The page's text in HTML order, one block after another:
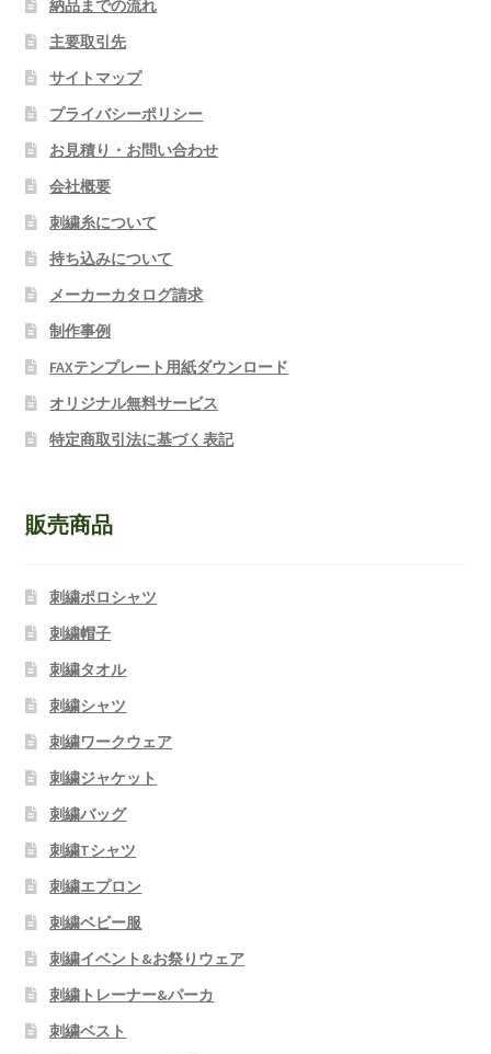
納品までの流れ
主要取引先
サイトマップ
プライバシーポリシー
お見積り・お問い合わせ
会社概要
刺繍糸について
持ち込みについて
メーカーカタログ請求
制作事例
FAXテンプレート用紙ダウンロード
オリジナル無料サービス
特定商取引法に基づく表記
販売商品
刺繍ポロシャツ
刺繍帽子
刺繍タオル
刺繍シャツ
刺繍ワークウェア
刺繍ジャケット
刺繍バッグ
刺繍Tシャツ
刺繍エプロン
刺繍ベビー服
刺繍イベント&お祭りウェア
刺繍トレーナー&パーカ
刺繍ベスト